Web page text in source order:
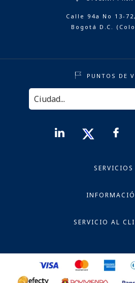
Calle 94a No 13-
Bogotá D.C.
PUNTOS DE
SERVICIOS
SERVICIO AL